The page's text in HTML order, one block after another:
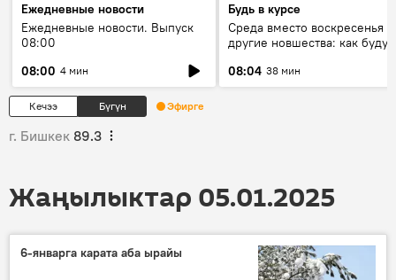
Ежедневные новости
Ежедневные новости. Выпуск
08:00
08:00 4 мин
Будь в курсе
Среда вместо воскресенья и
другие новшества: как будут
08:04 38 мин
Кечээ Бүгүн Эфирге
г. Бишкек 89.3
Жаңылыктар 05.01.2025
6-январга карата аба ырайы